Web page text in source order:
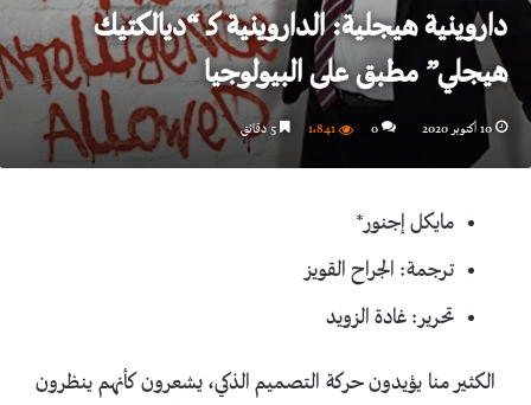
داروينية هيجلية: الداروينية كـ “ديالكتيك
هيجلي” مطبق على البيولوجيا
10 أكتوبر 2020 0 1٬841
مايكل إجنور*
ترجمة: الجراح القويز
تحرير: غادة الزويد
الكثير منا يؤيدون حركة التصميم الذكي، يشعرون كأنهم ينظرون